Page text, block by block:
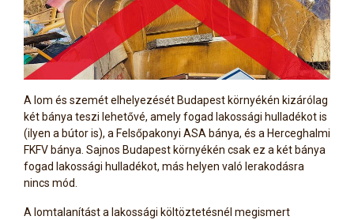
A lom és szemét elhelyezését Budapest környékén kizárólag
két bánya teszi lehetővé, amely fogad lakossági hulladékot is
(ilyen a bútor is), a Felsőpakonyi ASA bánya, és a Herceghalmi
FKFV bánya. Sajnos Budapest környékén csak ez a két bánya
fogad lakossági hulladékot, más helyen való lerakodásra
nincs mód.
A lomtalanítást a lakossági költöztetésnél megismert